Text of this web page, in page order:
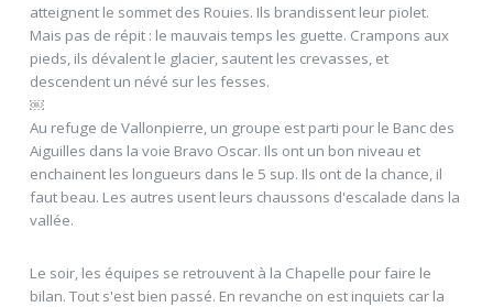
atteignent le sommet des Rouies. Ils brandissent leur piolet.
Mais pas de répit : le mauvais temps les guette. Crampons aux
pieds, ils dévalent le glacier, sautent les crevasses, et
descendent un névé sur les fesses.
￼
Au refuge de Vallonpierre, un groupe est parti pour le Banc des
Aiguilles dans la voie Bravo Oscar. Ils ont un bon niveau et
enchainent les longueurs dans le 5 sup. Ils ont de la chance, il
faut beau. Les autres usent leurs chaussons d'escalade dans la
vallée.
Le soir, les équipes se retrouvent à la Chapelle pour faire le
bilan. Tout s'est bien passé. En revanche on est inquiets car la